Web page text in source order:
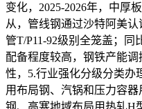
变化，2025-2026年，中厚
从，管线钢通过沙特阿美
管T/P11-92级别全笼盖；同
配备程度较高，钢铁产能
性，5.行业强化分级分类办
用布局钢、汽锅和压力容
钢、高寒地域布局用热轧H